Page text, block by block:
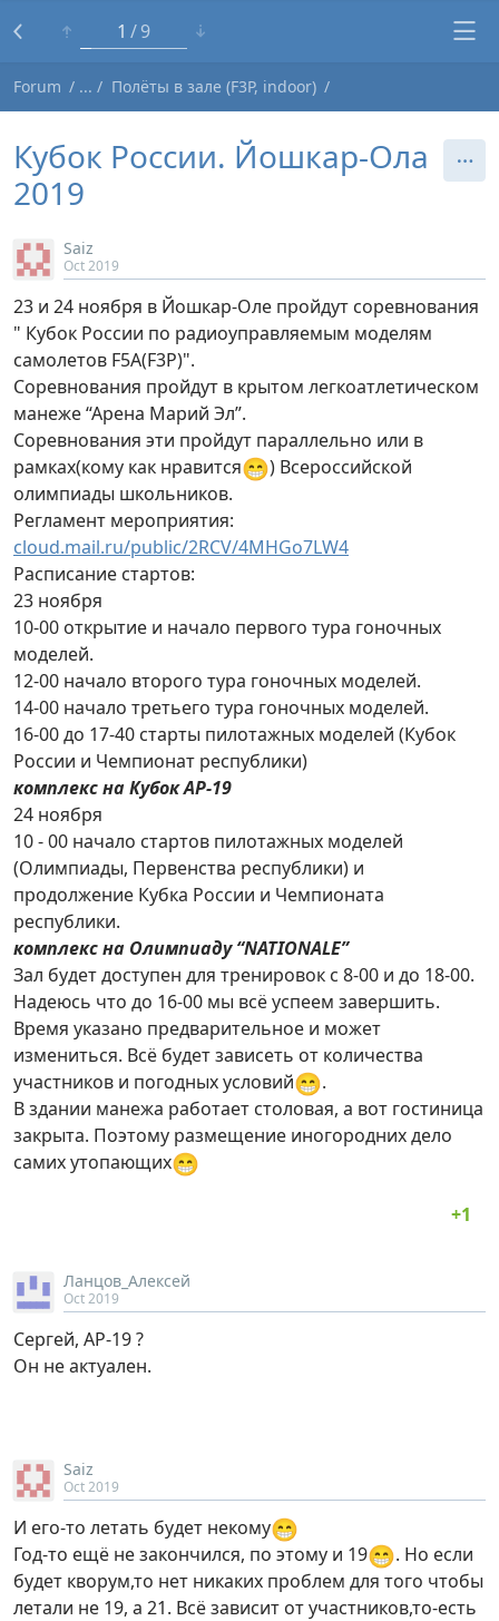
1 9
Forum Полёты в зале (F3P, indoor)
Кубок России. Йошкар-Ола
2019
Saiz
Oct 2019
23 и 24 ноября в Йошкар-Оле пройдут соревнования
" Кубок России по радиоуправляемым моделям
самолетов F5A(F3Р)".
Соревнования пройдут в крытом легкоатлетическом
манеже “Арена Марий Эл”.
Соревнования эти пройдут параллельно или в
рамках(кому как нравится😁) Всероссийской
олимпиады школьников.
Регламент мероприятия:
cloud.mail.ru/public/2RCV/4MHGo7LW4
Расписание стартов:
23 ноября
10-00 открытие и начало первого тура гоночных
моделей.
12-00 начало второго тура гоночных моделей.
14-00 начало третьего тура гоночных моделей.
16-00 до 17-40 старты пилотажных моделей (Кубок
России и Чемпионат республики)
комплекс на Кубок АР-19
24 ноября
10 - 00 начало стартов пилотажных моделей
(Олимпиады, Первенства республики) и
продолжение Кубка России и Чемпионата
республики.
комплекс на Олимпиаду “NATIONALE”
Зал будет доступен для тренировок с 8-00 и до 18-00.
Надеюсь что до 16-00 мы всё успеем завершить.
Время указано предварительное и может
измениться. Всё будет зависеть от количества
участников и погодных условий😁.
В здании манежа работает столовая, а вот гостиница
закрыта. Поэтому размещение иногородних дело
самих утопающих😁
Ланцов_Алексей
Oct 2019
Сергей, AP-19 ?
Он не актуален.
Saiz
Oct 2019
И его-то летать будет некому😁
Год-то ещё не закончился, по этому и 19😁. Но если
будет кворум,то нет никаких проблем для того чтобы
летали не 19, а 21. Всё зависит от участников,то-есть